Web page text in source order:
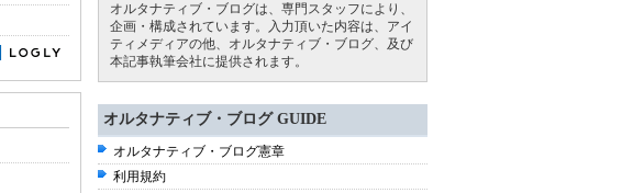
オルタナティブ・ブログは、専門スタッフにより、
企画・構成されています。入力頂いた内容は、アイ
ティメディアの他、オルタナティブ・ブログ、及び
本記事執筆会社に提供されます。
オルタナティブ・ブログ GUIDE
オルタナティブ・ブログ憲章
利用規約